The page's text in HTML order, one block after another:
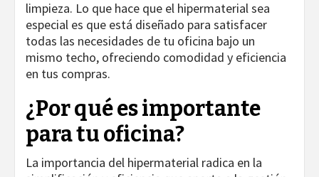
limpieza. Lo que hace que el hipermaterial sea
especial es que está diseñado para satisfacer
todas las necesidades de tu oficina bajo un
mismo techo, ofreciendo comodidad y eficiencia
en tus compras.
¿Por qué es importante
para tu oficina?
La importancia del hipermaterial radica en la